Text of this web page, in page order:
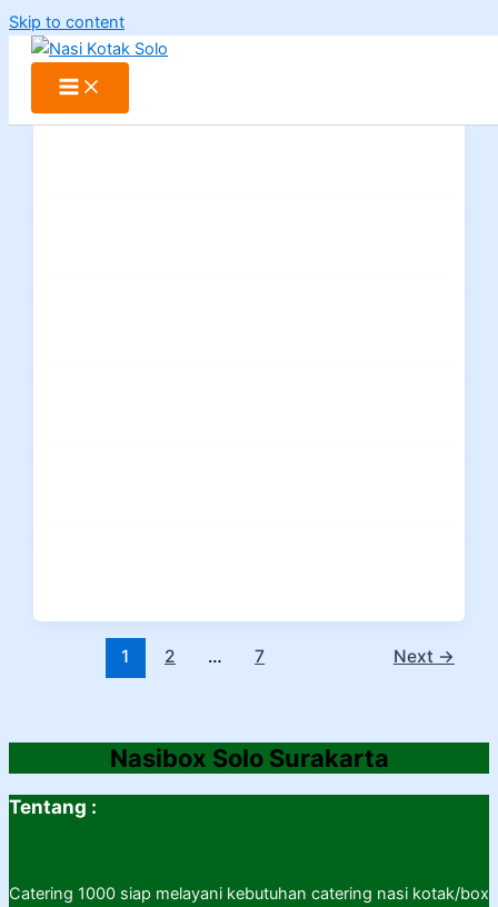
Skip to content
1 2 … 7 Next →
Nasibox Solo Surakarta
Tentang :
Catering 1000 siap melayani kebutuhan catering nasi kotak/box